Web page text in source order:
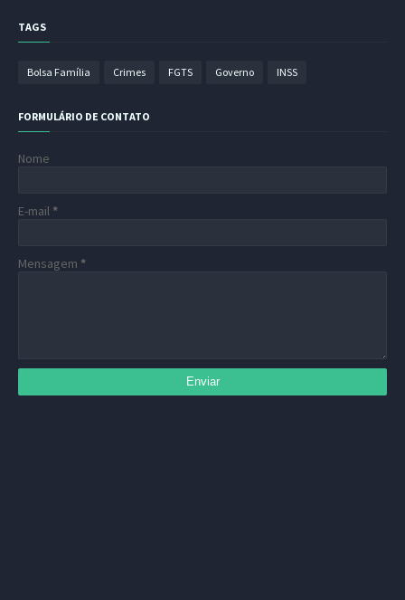
TAGS
Bolsa Família Crimes FGTS Governo INSS
FORMULÁRIO DE CONTATO
Nome
E-mail *
Mensagem *